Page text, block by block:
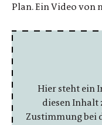
Plan. Ein Video von
Hier steht ein
diesen Inhalt
Zustimmung bei